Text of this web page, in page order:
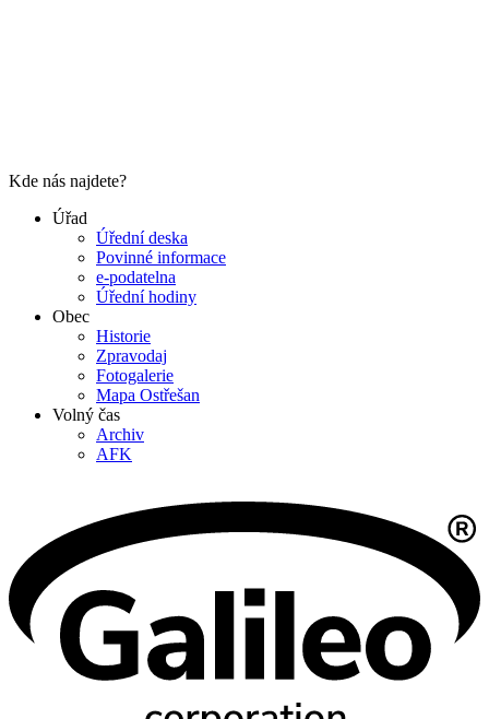
Kde nás najdete?
Úřad
Úřední deska
Povinné informace
e-podatelna
Úřední hodiny
Obec
Historie
Zpravodaj
Fotogalerie
Mapa Ostřešan
Volný čas
Archiv
AFK